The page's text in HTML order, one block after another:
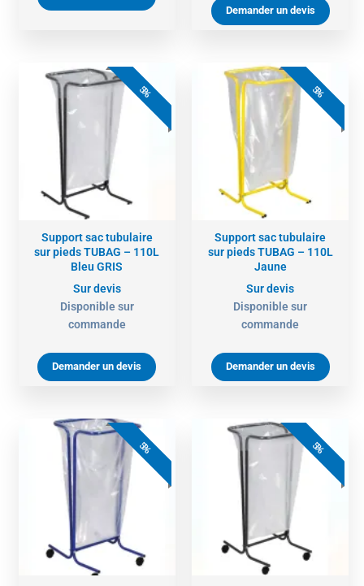
Demander un devis
5%
Support sac tubulaire
sur pieds TUBAG – 110L
Bleu GRIS
Sur devis
Disponible sur
commande
Demander un devis
5%
Support sac tubulaire
sur pieds TUBAG – 110L
Jaune
Sur devis
Disponible sur
commande
Demander un devis
5% 5%